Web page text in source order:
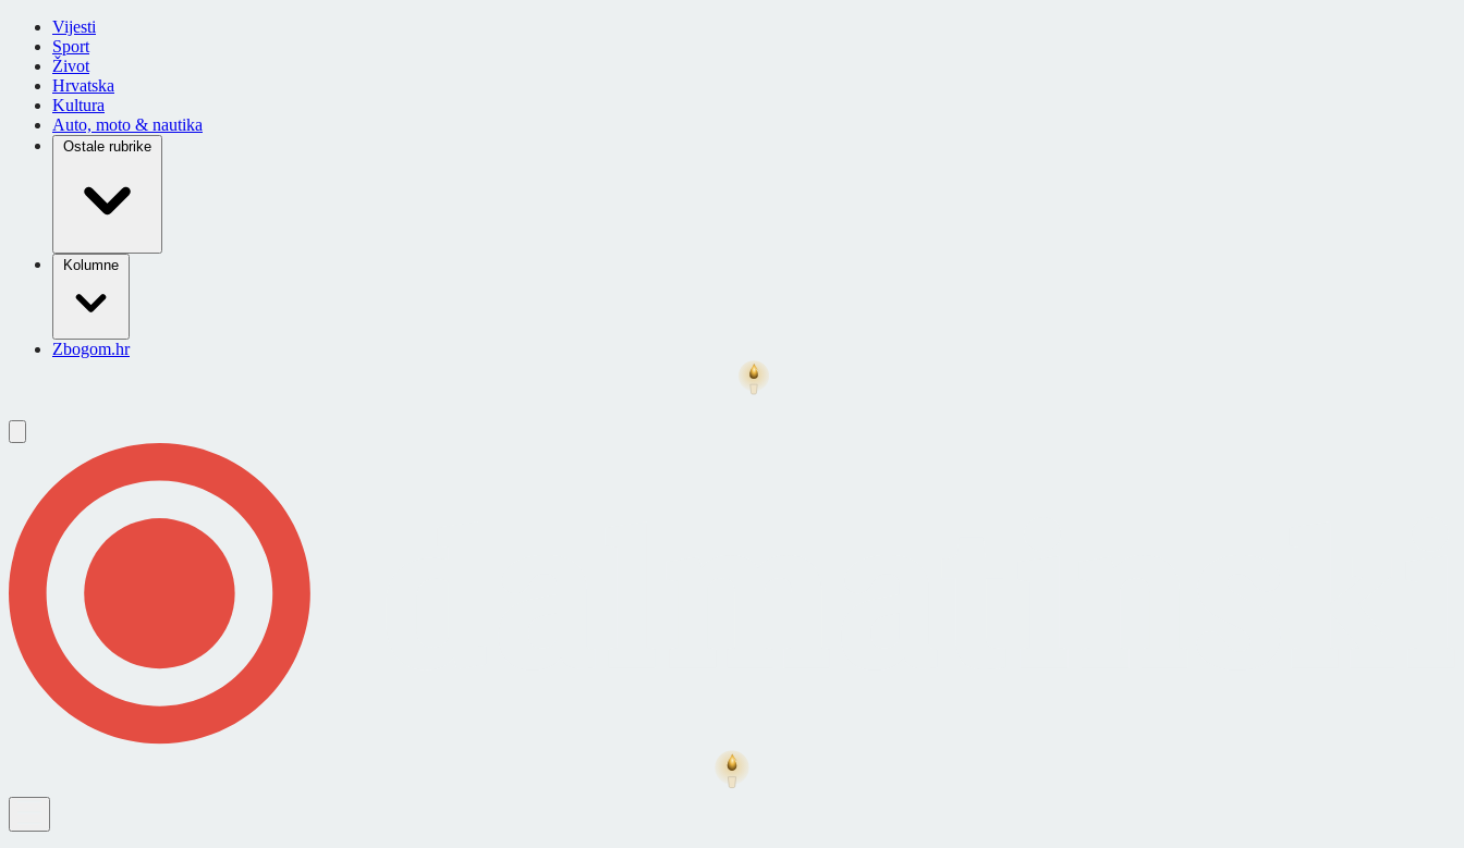
Vijesti
Sport
Život
Hrvatska
Kultura
Auto, moto & nautika
Ostale rubrike
Kolumne
Zbogom.hr